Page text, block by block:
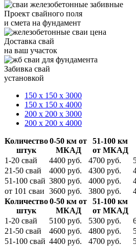
Проект свайного поля
и смета на фундамент
Доставка свай
на ваш участок
Забивка свай
установкой
150 х 150 х 3000
150 х 150 х 4000
200 х 200 х 3000
200 х 200 х 4000
Количество
штук
0-50 км от
МКАД
51-100 км
от МКАД
1-20 свай
4400 руб. 4700 руб.
21-50 свай
4000 руб. 4300 руб.
51-100 свай 3800 руб. 4000 руб.
от 101 сваи 3600 руб. 3800 руб.
Количество
штук
0-50 км от
МКАД
51-100 км
от МКАД
1-20 свай
5100 руб. 5300 руб.
21-50 свай
4600 руб. 4800 руб.
51-100 свай 4400 руб. 4700 руб.